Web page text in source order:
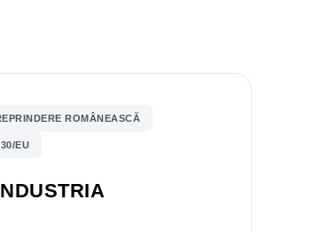
ROMÂNEASCĂ
EU